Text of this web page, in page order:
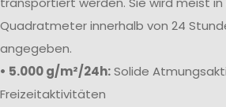
Quadratmeter innerhalb von 24
angegeben.
• 5.000 g/m²/24h:Solide
Freizeitaktivitäten